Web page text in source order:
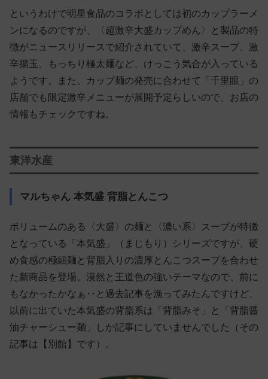
というわけで明星食品のコラボとしては初のカップラーメ
ンになるのですが、〈超激辛大盛カップめん〉と製品の特
徴がニュースリリースで紹介されていて、激辛スープ、激
辛揚玉、もっちり極太麺など、けっこう気合が入っている
ようです。また、カップ麺の発売に合わせて「千里眼」の
店舗でも限定激辛メニューが展開予定らしいので、お店の
情報もチェックですね。
東洋水産
マルちゃん 本気盛 背脂とんこつ
ボリュームのある〈大盛〉の麺と〈濃い系〉スープが特徴
となっている「本気盛」（まじもり）シリーズですが、硬
め食感の極細麺と背脂入りの濃厚とんこつスープを合わせ
た新商品を登場。漠然と王道色の強いテーマなので、前に
もなかったかなぁ‥と過去記事を漁ってみたんですけど、
以前に出ていた本気盛の背脂系は「背脂みそ」と「背脂醤
油チャーシュー麺」しか記事にしていませんでした（その
記事は【別館】です）。